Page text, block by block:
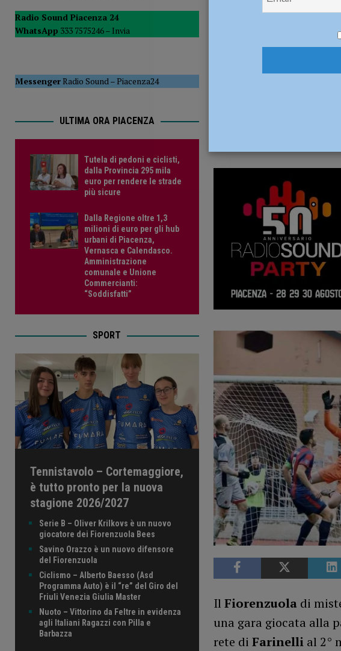
POLITICA
[ 5 Agosto 2026 ] Caldo estremo e asili nido, Tagliaferri (FdI): “Verificare
Il Fiorenzuola di
una gara giocata alla
rete di Farinelli al 2°
Radio Sound Piacenza 24
WhatsApp 333 7575246 – Invia
MessengerRadio Sound–Piacenza24
ULTIMA ORA PIACENZA
Tutela di pedoni e ciclisti,
dalla Provincia 295 mila
euro per rendere le strade
più sicure
Dalla Regione oltre 1,3
milioni di euro per gli hub
urbani di Piacenza,
Vernasca e Calendasco.
Amministrazione
comunale e Unione
Commercianti:
“Soddisfatti”
SPORT
Tennistavolo – Cortemaggiore,
è tutto pronto per la nuova
stagione 2026/2027
Serie B – Oliver Krilkovs è un nuovo
giocatore dei Fiorenzuola Bees
Savino Orazzo è un nuovo difensore
del Fiorenzuola
Ciclismo – Alberto Baesso (Asd
Programma Auto) è il “re” del Giro del
Friuli Venezia Giulia Master
Nuoto – Vittorino da Feltre in evidenza
agli Italiani Ragazzi con Pilla e
Barbazza